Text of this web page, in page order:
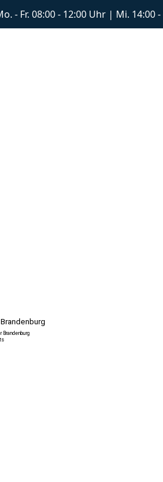
- Fr. 08:00 - 12:00 Uhr | Mi.